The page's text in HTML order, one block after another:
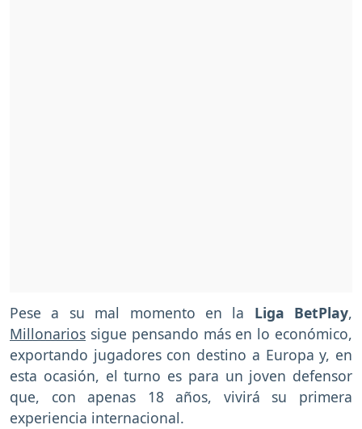
Pese a su mal momento en la Liga BetPlay,
Millonarios sigue pensando más en lo económico,
exportando jugadores con destino a Europa y, en
esta ocasión, el turno es para un joven defensor
que, con apenas 18 años, vivirá su primera
experiencia internacional.